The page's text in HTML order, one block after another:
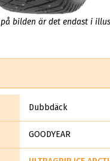
bilden är det endast i
Dubbdäck
GOODYEAR